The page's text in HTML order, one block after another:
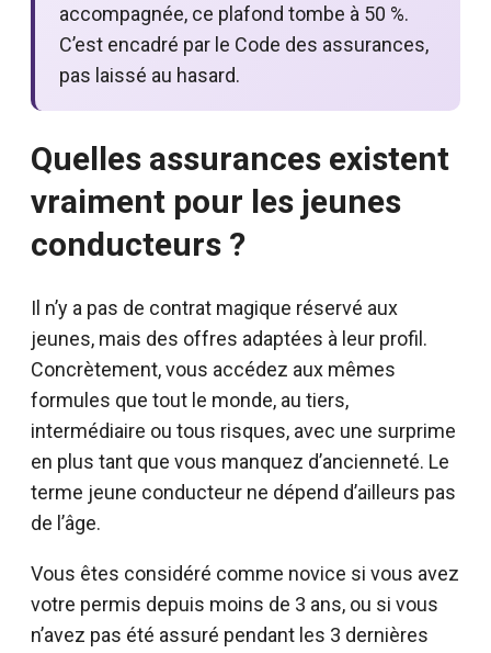
accompagnée, ce plafond tombe à 50 %.
C’est encadré par le Code des assurances,
pas laissé au hasard.
Quelles assurances existent
vraiment pour les jeunes
conducteurs ?
Il n’y a pas de contrat magique réservé aux
jeunes, mais des offres adaptées à leur profil.
Concrètement, vous accédez aux mêmes
formules que tout le monde, au tiers,
intermédiaire ou tous risques, avec une surprime
en plus tant que vous manquez d’ancienneté. Le
terme jeune conducteur ne dépend d’ailleurs pas
de l’âge.
Vous êtes considéré comme novice si vous avez
votre permis depuis moins de 3 ans, ou si vous
n’avez pas été assuré pendant les 3 dernières